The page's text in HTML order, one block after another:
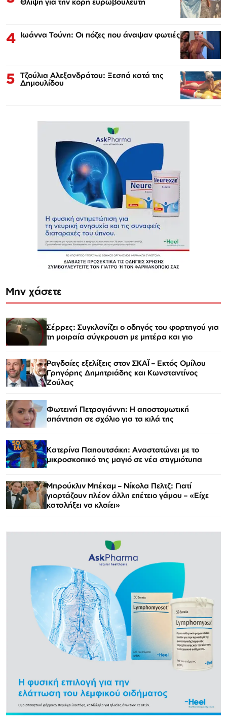
4 Ιωάννα Τούνη: Οι πόζες που άναψαν φωτιές
5 Τζούλια Αλεξανδράτου: Ξεσπά κατά της
Δημουλίδου
Μην χάσετε
Σέρρες: Συγκλονίζει ο οδηγός του φορτηγού για
τη μοιραία σύγκρουση με μητέρα και γιο
Ραγδαίες εξελίξεις στον ΣΚΑΪ – Εκτός Ομίλου
Γρηγόρης Δημητριάδης και Κωνσταντίνος
Ζούλας
Φωτεινή Πετρογιάννη: Η αποστομωτική
απάντηση σε σχόλιο για τα κιλά της
Κατερίνα Παπουτσάκη: Αναστατώνει με το
μικροσκοπικό της μαγιό σε νέα στιγμιότυπα
Μπρούκλιν Μπέκαμ – Νίκολα Πελτζ: Γιατί
γιορτάζουν πλέον άλλη επέτειο γάμου – «Είχε
καταλήξει να κλαίει»